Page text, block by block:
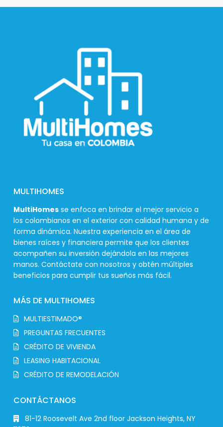
MULTIHOMES
MultiHomes se enfoca en brindar el mejor servicio a
los colombianos en el exterior con calidad humana y de
forma dinámica. Nuestra experiencia en el área de
bienes raíces y financiera permite que los clientes
acompañen su inversión dejándola en las mejores
manos. Contáctate con nosotros y obtén múltiples
beneficios para cumplir tus sueños más fácil.
MÁS DE MULTIHOMES
MULTIESTIMADO®
PREGUNTAS FRECUENTES
CRÉDITO DE VIVIENDA
LEASING HABITACIONAL
CRÉDITO DE REMODELACIÓN
CONTÁCTANOS
81-12 Roosevelt Ave 2nd floor Jackson Heights, NY